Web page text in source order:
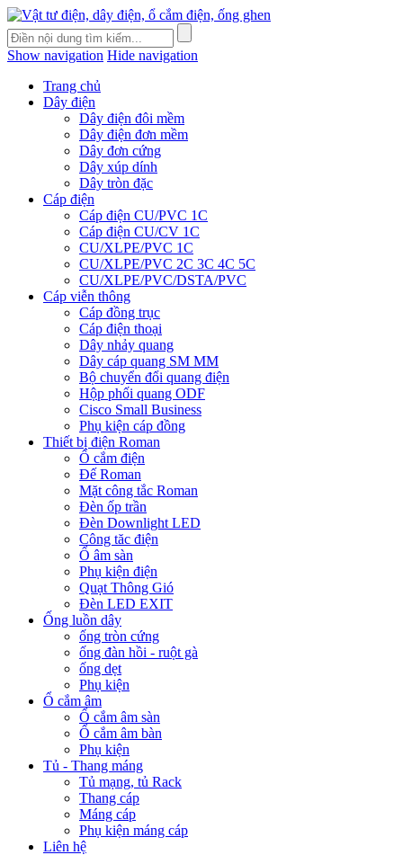
Show navigation Hide navigation
Trang chủ
Dây điện
Dây điện đôi mềm
Dây điện đơn mềm
Dây đơn cứng
Dây xúp dính
Dây tròn đặc
Cáp điện
Cáp điện CU/PVC 1C
Cáp điện CU/CV 1C
CU/XLPE/PVC 1C
CU/XLPE/PVC 2C 3C 4C 5C
CU/XLPE/PVC/DSTA/PVC
Cáp viễn thông
Cáp đồng trục
Cáp điện thoại
Dây nhảy quang
Dây cáp quang SM MM
Bộ chuyển đổi quang điện
Hộp phối quang ODF
Cisco Small Business
Phụ kiện cáp đồng
Thiết bị điện Roman
Ổ cắm điện
Đế Roman
Mặt công tắc Roman
Đèn ốp trần
Đèn Downlight LED
Công tăc điện
Ổ âm sàn
Phụ kiện điện
Quạt Thông Gió
Đèn LED EXIT
Ống luồn dây
ống tròn cứng
ống đàn hồi - ruột gà
ống dẹt
Phụ kiện
Ổ cắm âm
Ổ cắm âm sàn
Ổ cắm âm bàn
Phụ kiện
Tủ - Thang máng
Tủ mạng, tủ Rack
Thang cáp
Máng cáp
Phụ kiện máng cáp
Liên hệ